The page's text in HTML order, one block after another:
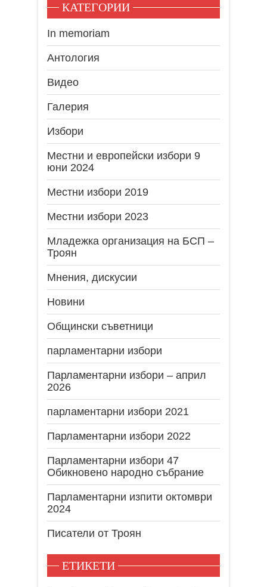
КАТЕГОРИИ
In memoriam
Антология
Видео
Галерия
Избори
Местни и европейски избори 9
юни 2024
Местни избори 2019
Местни избори 2023
Младежка организация на БСП –
Троян
Мнения, дискусии
Новини
Общински съветници
парламентарни избори
Парламентарни избори – април
2026
парламентарни избори 2021
Парламентарни избори 2022
Парламентарни избори 47
Обикновено народно събрание
Парламентарни изпити октомври
2024
Писатели от Троян
ЕТИКЕТИ